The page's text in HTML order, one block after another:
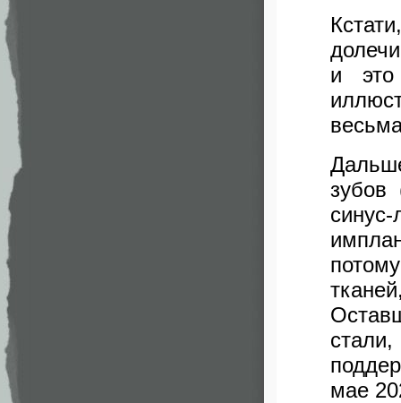
и
зубов
мае